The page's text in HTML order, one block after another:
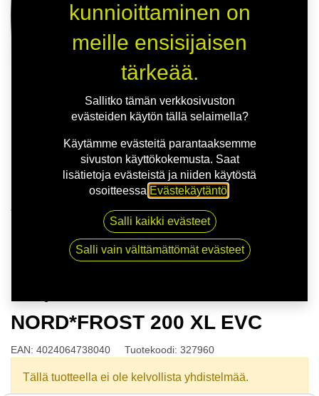
175/65R14 86T GISLAVED NORD*FROST 200 XL
NORD*FROST 200 XL EVC
EAN: 4024064738040 Tuotekoodi: 327960
Tällä tuotteella ei ole kelvollista yhdistelmää.
kunnioittaminen on
meille ensisijaisen
tärkeää.
Sallitko tämän verkkosivuston
evästeiden käytön tällä selaimella?
Käytämme evästeitä parantaaksemme
sivuston käyttökokemusta. Saat
lisätietoja evästeistä ja niiden käytöstä
osoitteessa Evästekäytäntö
Salli kaikki evästeet
Salli vain välttämättömät evästeet